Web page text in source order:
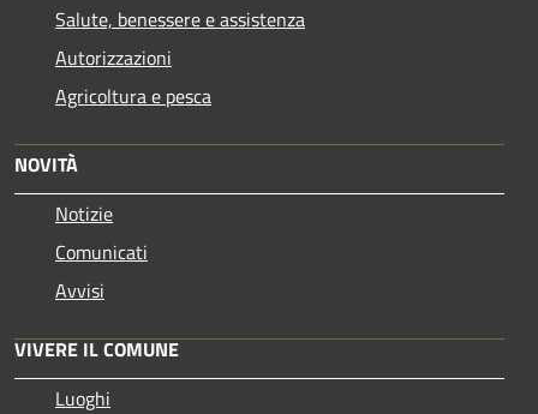
Salute, benessere e assistenza
Autorizzazioni
Agricoltura e pesca
NOVITÀ
Notizie
Comunicati
Avvisi
VIVERE IL COMUNE
Luoghi